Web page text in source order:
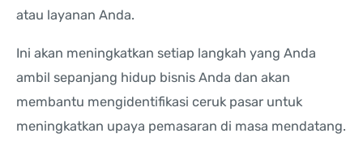
atau layanan Anda.
Ini akan meningkatkan setiap langkah yang Anda
ambil sepanjang hidup bisnis Anda dan akan
membantu mengidentifikasi ceruk pasar untuk
meningkatkan upaya pemasaran di masa mendatang.